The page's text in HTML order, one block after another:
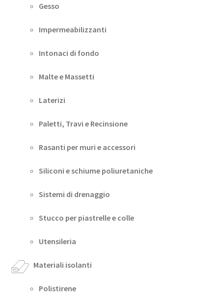
Gesso
Impermeabilizzanti
Intonaci di fondo
Malte e Massetti
Laterizi
Paletti, Travi e Recinsione
Rasanti per muri e accessori
Siliconi e schiume poliuretaniche
Sistemi di drenaggio
Stucco per piastrelle e colle
Utensileria
Materiali isolanti
Polistirene